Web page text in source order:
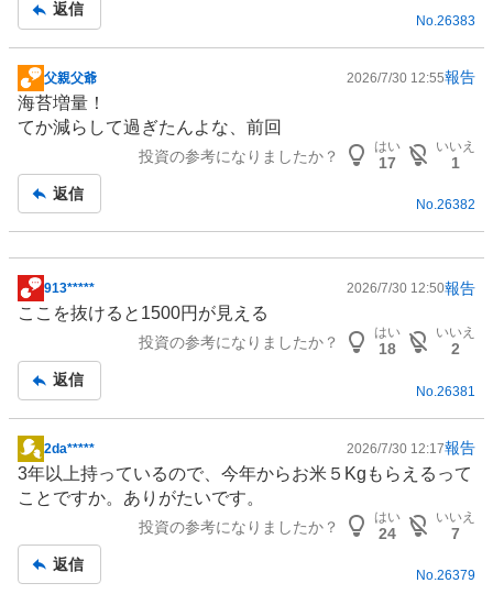
返信
No. 26383
掲
示
板
父親父爺 2026/7/30 12:55報告
海苔増量！
てか減らして過ぎたんよな、前回
投資の参考になりましたか？
はい
17
いいえ
1
返信
No.26382
掲
示
事
913***** 2026/7/30 12:50報告
ここを抜けると1500円が見える
投資の参考になりましたか？
はい
18
いいえ
2
返信
No. 26381
掲
示
板
2da***** 2026/7/30 12:17報告
3年以上持っているので、今年からお米５Kgもらえるって
ことですか。ありがたいです。
投資の参考になりましたか？
はい
24
いいえ
7
返信
No.26379